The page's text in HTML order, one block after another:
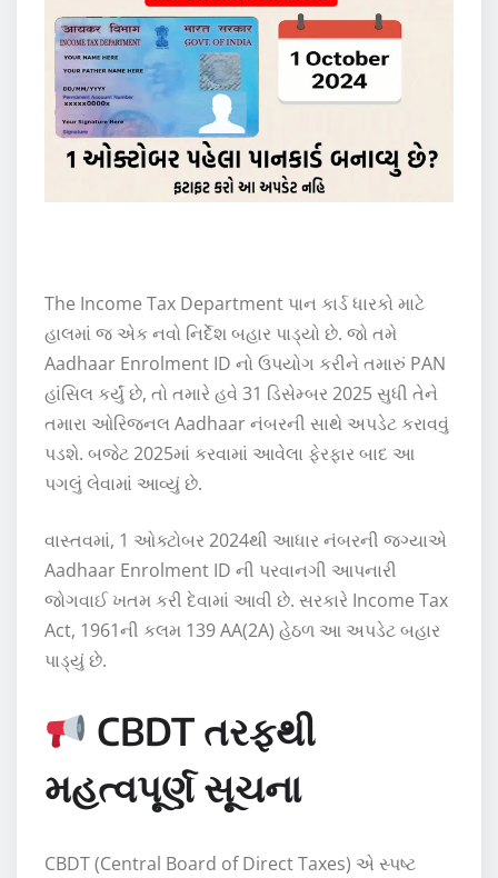
The Income Tax Department પાન કાર્ડ ધારકો માટે
હાલમાં જ એક નવો નિર્દેશ બહાર પાડ્યો છે. જો તમે
Aadhaar Enrolment ID નો ઉપયોગ કરીને તમારું PAN
હાંસિલ કર્યું છે, તો તમારે હવે 31 ડિસેમ્બર 2025 સુધી તેને
તમારા ઓરિજનલ Aadhaar નંબરની સાથે અપડેટ કરાવવું
પડશે. બજેટ 2025માં કરવામાં આવેલા ફેરફાર બાદ આ
પગલું લેવામાં આવ્યું છે.
વાસ્તવમાં, 1 ઓક્ટોબર 2024થી આધાર નંબરની જગ્યાએ
Aadhaar Enrolment ID ની પરવાનગી આપનારી
જોગવાઈ ખતમ કરી દેવામાં આવી છે. સરકારે Income Tax
Act, 1961ની કલમ 139 AA(2A) હેઠળ આ અપડેટ બહાર
પાડ્યું છે.
CBDT તરફથી
મહત્વપૂર્ણ સૂચના
CBDT (Central Board of Direct Taxes) એ સ્પષ્ટ